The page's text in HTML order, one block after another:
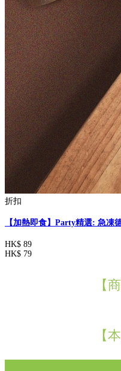
折扣
【加熱即食】Party精選: 急凍
HK$ 89
HK$ 79
【
【